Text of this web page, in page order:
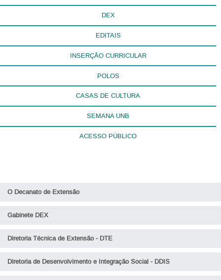
DEX
EDITAIS
INSERÇÃO CURRICULAR
POLOS
CASAS DE CULTURA
SEMANA UNB
ACESSO PÚBLICO
O Decanato de Extensão
Gabinete DEX
Diretoria Técnica de Extensão - DTE
Diretoria de Desenvolvimento e Integração Social - DDIS